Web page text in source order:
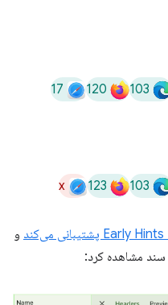
103
120
17
103
123
x
و
سند مشاهده کرد: